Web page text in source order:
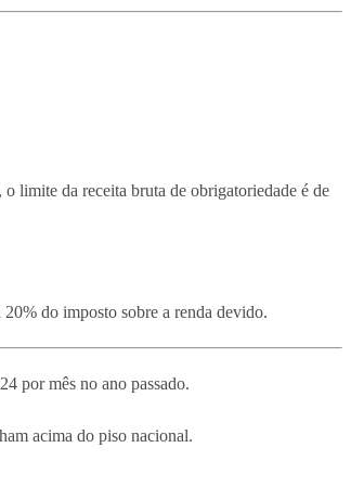
limite da receita bruta de obrigatoriedade é de
do imposto sobre a renda devido.
por mês no ano passado.
acima do piso nacional.